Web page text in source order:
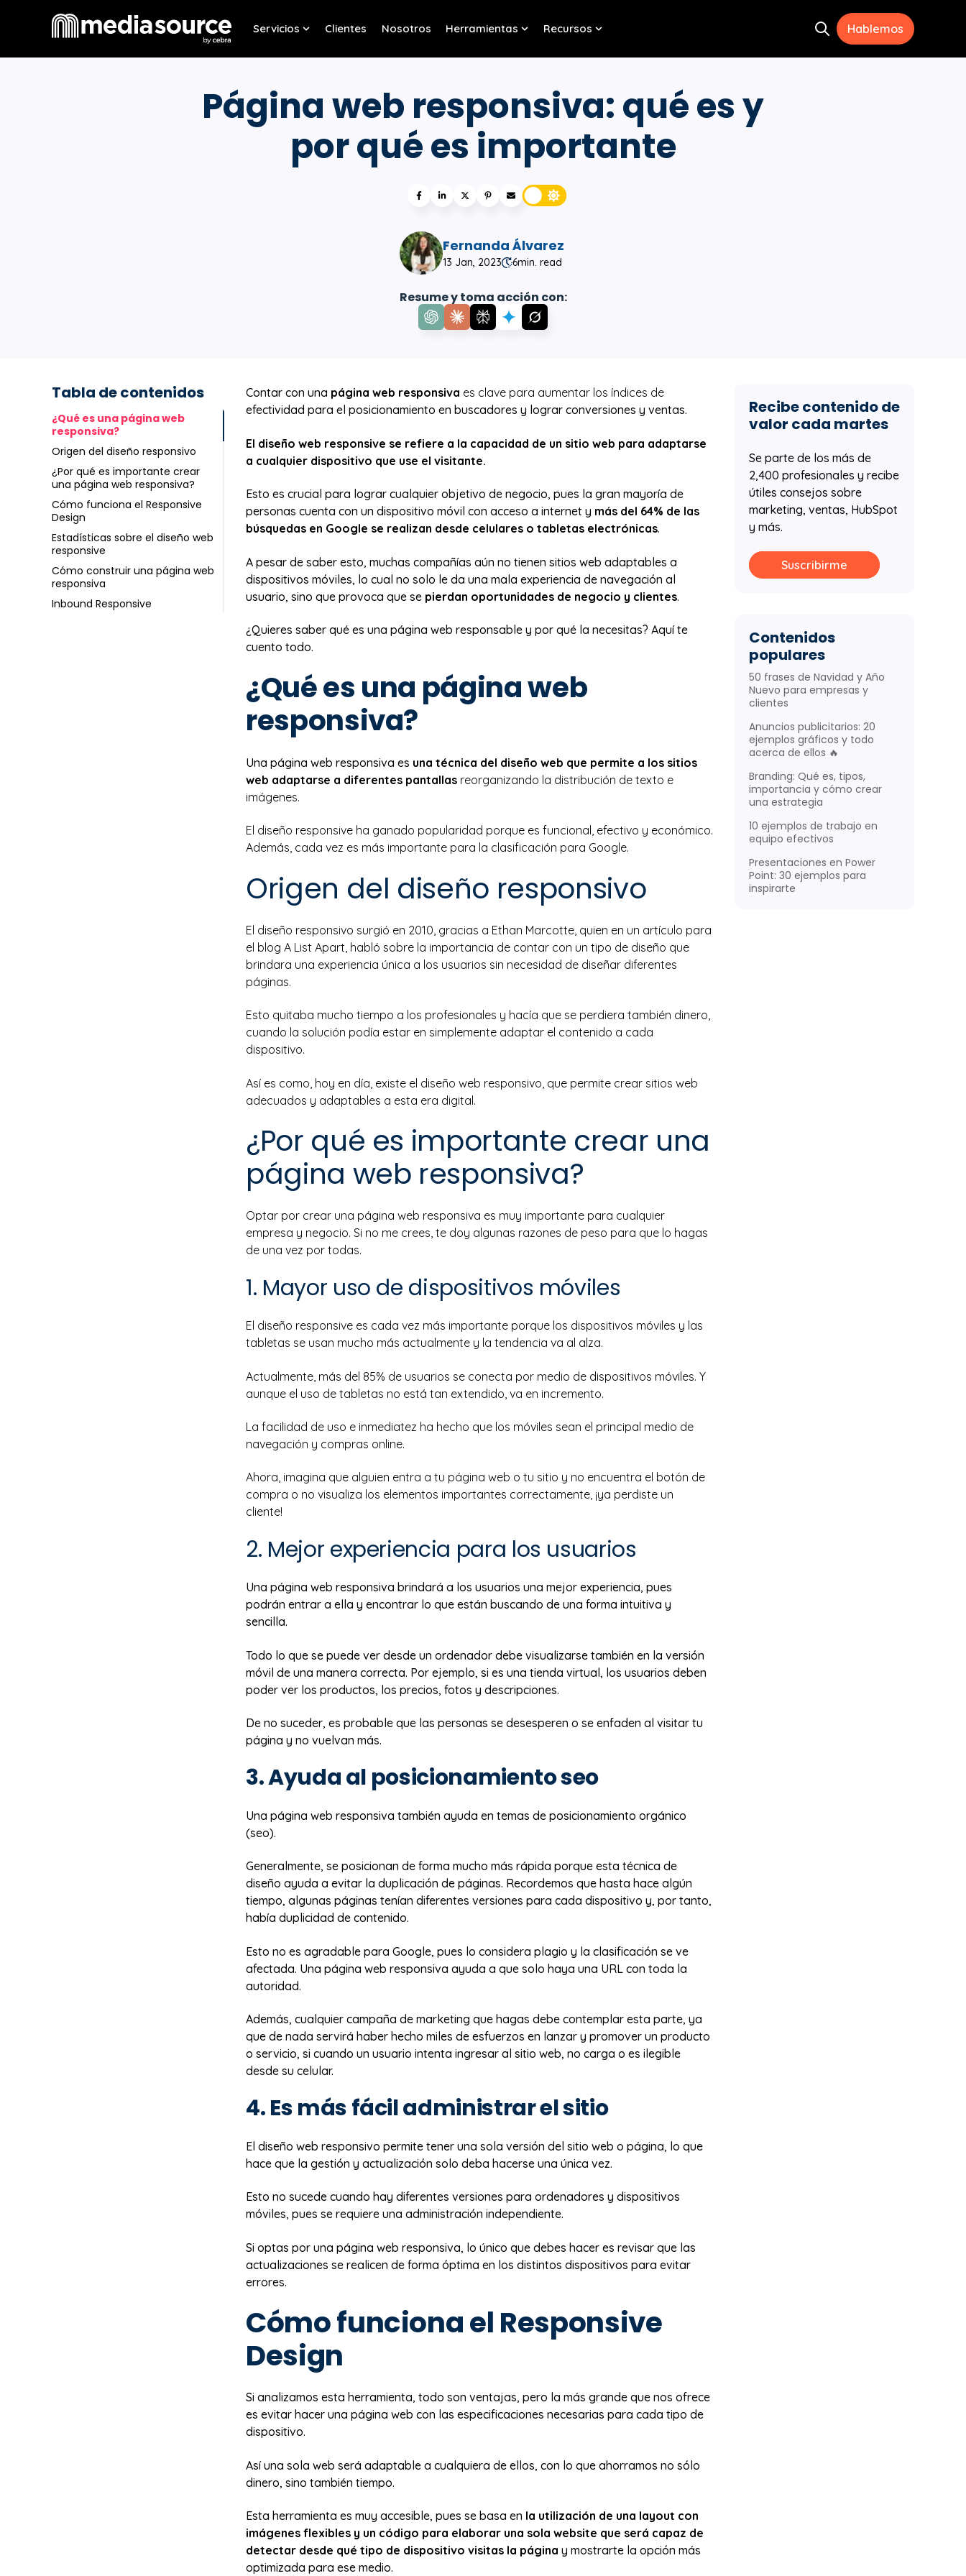
Servicios
Show submenu for Servicios
Clientes Nosotros Herramientas
Show submenu for Herramientas
Recursos Open search
Hablemos
Página web responsiva: qué es y
por qué es importante
Fernanda Álvarez
13 Jan, 2023 6min. read
Resume y toma acción con:
Tabla de contenidos
¿Qué es una página web
responsiva?
Origen del diseño responsivo
¿Por qué es importante crear
una página web responsiva?
Cómo funciona el Responsive
Design
Estadísticas sobre el diseño web
responsive
Cómo construir una página web
responsiva
Inbound Responsive
Contar con una página web responsiva es clave para aumentar los índices de
efectividad para el posicionamiento en buscadores y lograr conversiones y ventas.
El diseño web responsive se refiere a la capacidad de un sitio web para adaptarse
a cualquier dispositivo que use el visitante.
Esto es crucial para lograr cualquier objetivo de negocio, pues la gran mayoría de
personas cuenta con un dispositivo móvil con acceso a internet y más del 64% de las
búsquedas en Google se realizan desde celulares o tabletas electrónicas.
A pesar de saber esto, muchas compañías aún no tienen sitios web adaptables a
dispositivos móviles, lo cual no solo le da una mala experiencia de navegación al
usuario, sino que provoca que se pierdan oportunidades de negocio y clientes.
¿Quieres saber qué es una página web responsable y por qué la necesitas? Aquí te
cuento todo.
¿Qué es una página web
responsiva?
Una página web responsiva es una técnica del diseño web que permite a los sitios
web adaptarse a diferentes pantallas reorganizando la distribución de texto e
imágenes.
El diseño responsive ha ganado popularidad porque es funcional, efectivo y económico.
Además, cada vez es más importante para la clasificación para Google.
Origen del diseño responsivo
El diseño responsivo surgió en 2010, gracias a Ethan Marcotte, quien en un artículo para
el blog A List Apart, habló sobre la importancia de contar con un tipo de diseño que
brindara una experiencia única a los usuarios sin necesidad de diseñar diferentes
páginas.
Esto quitaba mucho tiempo a los profesionales y hacía que se perdiera también dinero,
cuando la solución podía estar en simplemente adaptar el contenido a cada
dispositivo.
Así es como, hoy en día, existe el diseño web responsivo, que permite crear sitios web
adecuados y adaptables a esta era digital.
¿Por qué es importante crear una
página web responsiva?
Optar por crear una página web responsiva es muy importante para cualquier
empresa y negocio. Si no me crees, te doy algunas razones de peso para que lo hagas
de una vez por todas.
1. Mayor uso de dispositivos móviles
El diseño responsive es cada vez más importante porque los dispositivos móviles y las
tabletas se usan mucho más actualmente y la tendencia va al alza.
Actualmente, más del 85% de usuarios se conecta por medio de dispositivos móviles. Y
aunque el uso de tabletas no está tan extendido, va en incremento.
La facilidad de uso e inmediatez ha hecho que los móviles sean el principal medio de
navegación y compras online.
Ahora, imagina que alguien entra a tu página web o tu sitio y no encuentra el botón de
compra o no visualiza los elementos importantes correctamente, ¡ya perdiste un
cliente!
2. Mejor experiencia para los usuarios
Una página web responsiva brindará a los usuarios una mejor experiencia, pues
podrán entrar a ella y encontrar lo que están buscando de una forma intuitiva y
sencilla.
Todo lo que se puede ver desde un ordenador debe visualizarse también en la versión
móvil de una manera correcta. Por ejemplo, si es una tienda virtual, los usuarios deben
poder ver los productos, los precios, fotos y descripciones.
De no suceder, es probable que las personas se desesperen o se enfaden al visitar tu
página y no vuelvan más.
3. Ayuda al posicionamiento seo
Una página web responsiva también ayuda en temas de posicionamiento orgánico
(seo).
Generalmente, se posicionan de forma mucho más rápida porque esta técnica de
diseño ayuda a evitar la duplicación de páginas. Recordemos que hasta hace algún
tiempo, algunas páginas tenían diferentes versiones para cada dispositivo y, por tanto,
había duplicidad de contenido.
Esto no es agradable para Google, pues lo considera plagio y la clasificación se ve
afectada. Una página web responsiva ayuda a que solo haya una URL con toda la
autoridad.
Además, cualquier campaña de marketing que hagas debe contemplar esta parte, ya
que de nada servirá haber hecho miles de esfuerzos en lanzar y promover un producto
o servicio, si cuando un usuario intenta ingresar al sitio web, no carga o es ilegible
desde su celular.
4. Es más fácil administrar el sitio
El diseño web responsivo permite tener una sola versión del sitio web o página, lo que
hace que la gestión y actualización solo deba hacerse una única vez.
Esto no sucede cuando hay diferentes versiones para ordenadores y dispositivos
móviles, pues se requiere una administración independiente.
Si optas por una página web responsiva, lo único que debes hacer es revisar que las
actualizaciones se realicen de forma óptima en los distintos dispositivos para evitar
errores.
Cómo funciona el Responsive
Design
Si analizamos esta herramienta, todo son ventajas, pero la más grande que nos ofrece
es evitar hacer una página web con las especificaciones necesarias para cada tipo de
dispositivo.
Así una sola web será adaptable a cualquiera de ellos, con lo que ahorramos no sólo
dinero, sino también tiempo.
Esta herramienta es muy accesible, pues se basa en la utilización de una layout con
imágenes flexibles y un código para elaborar una sola website que será capaz de
detectar desde qué tipo de dispositivo visitas la página y mostrarte la opción más
optimizada para ese medio.
Recibe contenido de
valor cada martes
Se parte de los más de
2,400 profesionales y recibe
útiles consejos sobre
marketing, ventas, HubSpot
y más.
Suscribirme
Contenidos
populares
50 frases de Navidad y Año
Nuevo para empresas y
clientes
Anuncios publicitarios: 20
ejemplos gráficos y todo
acerca de ellos 🔥
Branding: Qué es, tipos,
importancia y cómo crear
una estrategia
10 ejemplos de trabajo en
equipo efectivos
Presentaciones en Power
Point: 30 ejemplos para
inspirarte